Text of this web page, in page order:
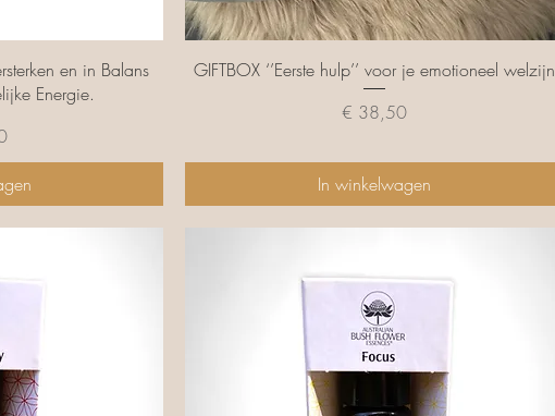
en in Balans
Energie.
Snel overzicht
GIFTBOX ‘’Eerste hulp’’ voor je emotioneel welzijn
Prijs
€ 38,50
In winkelwagen